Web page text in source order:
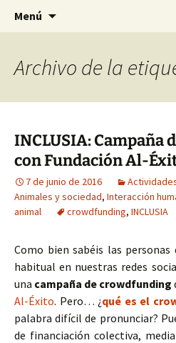
HABIER –
animal:
Formación e
HABIER – Human-
interventions,
Menú
Archivo de la
INCLUSIA: Campaña
con Fundación Al-
7 de junio de 2016
Animales y sociedad, Interacción
animal
crowdfunding, INCLUSIA
Como bien sabéis las personas
habitual en nuestras redes
una campaña de crowdfunding
Al-Éxito. Pero… ¿qué es el
palabra difícil de pronunciar?
de financiación colectiva,